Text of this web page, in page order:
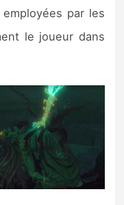
par les
le joueur dans